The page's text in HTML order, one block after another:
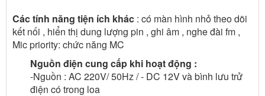
Các tính năng tiện ích khác : có màn hình nhỏ theo dõi
kết nối , hiển thị dung lượng pin , ghi âm , nghe đài fm ,
Mic priority: chức năng MC
Nguồn điện cung cấp khi hoạt động :
-Nguồn : AC 220V/ 50Hz / - DC 12V và bình lưu trử
điện có trong loa